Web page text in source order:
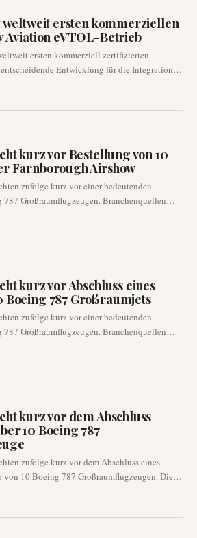
der Zulieferer.
ersten kommerziellen
Aviation eVTOL-Betrieb
ersten kommerziell zertifizierten
Entwicklung für die Integration
und -landern (eVTOL) in den
beschleunigt den Übergang von
kurz vor Bestellung von 10
Farnborough Airshow
zufolge kurz vor einer bedeutenden
Großraumflugzeugen. Branchenquellen
Ankündigung mit der bevorstehenden
Golf-Carriers unterstreicht.
kurz vor Abschluss eines
Boeing 787 Großraumjets
zufolge kurz vor einer bedeutenden
Großraumflugzeugen. Branchenquellen
offizielle Ankündigung bereits auf der
Fokus der Fluggesellschaft auf die
kurz vor dem Abschluss
10 Boeing 787
zufolge kurz vor dem Abschluss eines
von 10 Boeing 787 Großraumflugzeugen. Diese
könnte nach Angaben von
Der Schritt signalisiert ein anhaltendes